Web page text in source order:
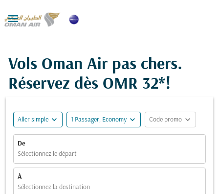

Vols Oman Air pas chers.
Réservez dès OMR 32*!
Aller simple expand_more 1 Passager, Economy expand_more Code promo expand_more
De
Sélectionnez le départ
À
Sélectionnez la destination